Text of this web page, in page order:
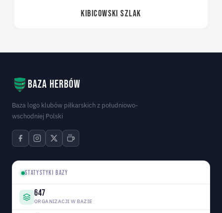
KIBICOWSKI SZLAK
Baza herbów
Baza logo klubów piłkarskich z południowo-
wschodniej Polski
STATYSTYKI BAZY
647
ORGANIZACJI W BAZIE